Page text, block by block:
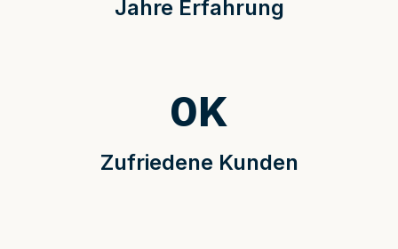
Jahre Erfahrung
Zufriedene Kunden
0K